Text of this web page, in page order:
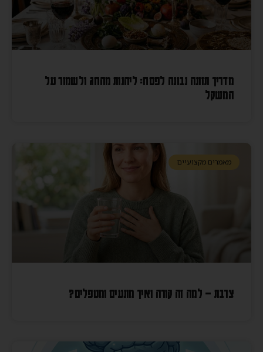
מדריך תזונה נבונה לפסח: ליהנות מהחג ולשמור על
המשקל
מאמרים מקצועיים
צרבת – למה זה קורה ואיך מונעים ומטפלים?